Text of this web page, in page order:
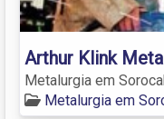
Arthur Klink
Metalurgia em
Metalurgia em